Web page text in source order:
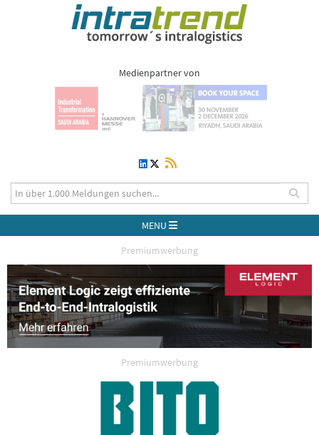
Medienpartner von
MENU
Premiumwerbung
Premiumwerbung